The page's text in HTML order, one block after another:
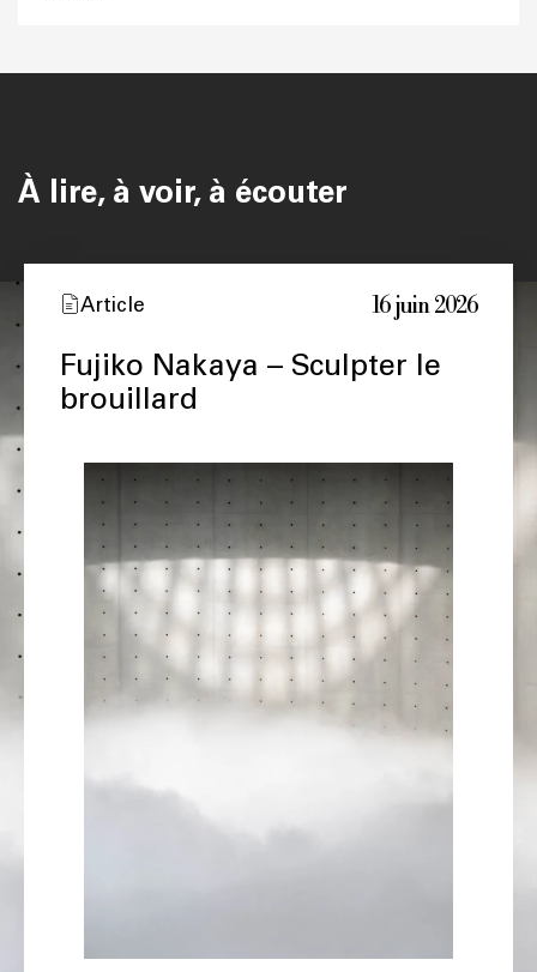
À lire, à voir, à écouter
Article 16 juin 2026
Fujiko Nakaya – Sculpter le
brouillard